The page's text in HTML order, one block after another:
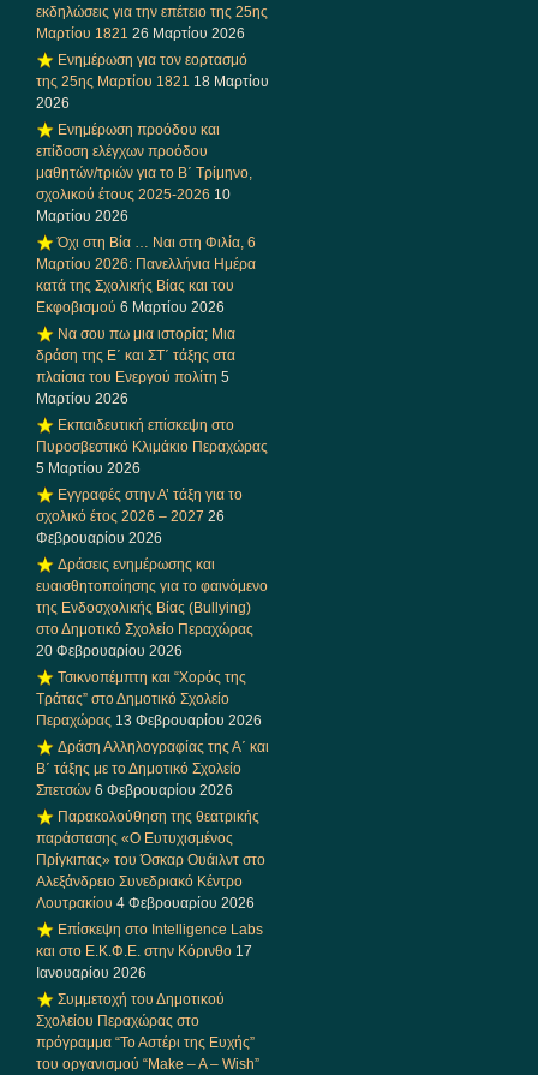
εκδηλώσεις για την επέτειο της 25ης
Μαρτίου 1821 26 Μαρτίου 2026
Ενημέρωση για τον εορτασμό
της 25ης Μαρτίου 1821 18 Μαρτίου
2026
Ενημέρωση προόδου και
επίδοση ελέγχων προόδου
μαθητών/τριών για το Β΄ Τρίμηνο,
σχολικού έτους 2025-2026 10
Μαρτίου 2026
Όχι στη Βία … Ναι στη Φιλία, 6
Μαρτίου 2026: Πανελλήνια Ημέρα
κατά της Σχολικής Βίας και του
Εκφοβισμού 6 Μαρτίου 2026
Να σου πω μια ιστορία; Μια
δράση της Ε΄ και ΣΤ΄ τάξης στα
πλαίσια του Ενεργού πολίτη 5
Μαρτίου 2026
Εκπαιδευτική επίσκεψη στο
Πυροσβεστικό Κλιμάκιο Περαχώρας
5 Μαρτίου 2026
Εγγραφές στην Α’ τάξη για το
σχολικό έτος 2026 – 2027 26
Φεβρουαρίου 2026
Δράσεις ενημέρωσης και
ευαισθητοποίησης για το φαινόμενο
της Ενδοσχολικής Βίας (Bullying)
στο Δημοτικό Σχολείο Περαχώρας
20 Φεβρουαρίου 2026
Τσικνοπέμπτη και “Χορός της
Τράτας” στο Δημοτικό Σχολείο
Περαχώρας 13 Φεβρουαρίου 2026
Δράση Αλληλογραφίας της Α΄ και
Β΄ τάξης με το Δημοτικό Σχολείο
Σπετσών 6 Φεβρουαρίου 2026
Παρακολούθηση της θεατρικής
παράστασης «Ο Ευτυχισμένος
Πρίγκιπας» του Όσκαρ Ουάιλντ στο
Αλεξάνδρειο Συνεδριακό Κέντρο
Λουτρακίου 4 Φεβρουαρίου 2026
Επίσκεψη στο Intelligence Labs
και στο Ε.Κ.Φ.Ε. στην Κόρινθο 17
Ιανουαρίου 2026
Συμμετοχή του Δημοτικού
Σχολείου Περαχώρας στο
πρόγραμμα “Το Αστέρι της Ευχής”
του οργανισμού “Make – A – Wish”